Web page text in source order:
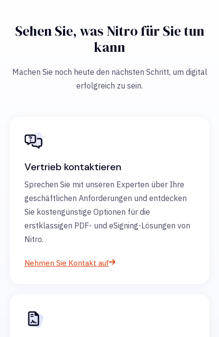
Sehen Sie, was Nitro für Sie tun
kann
Machen Sie noch heute den nächsten Schritt, um digital
erfolgreich zu sein.
Vertrieb kontaktieren
Sprechen Sie mit unseren Experten über Ihre
geschäftlichen Anforderungen und entdecken
Sie kostengünstige Optionen für die
erstklassigen PDF- und eSigning-Lösungen von
Nitro.
Nehmen Sie Kontakt auf